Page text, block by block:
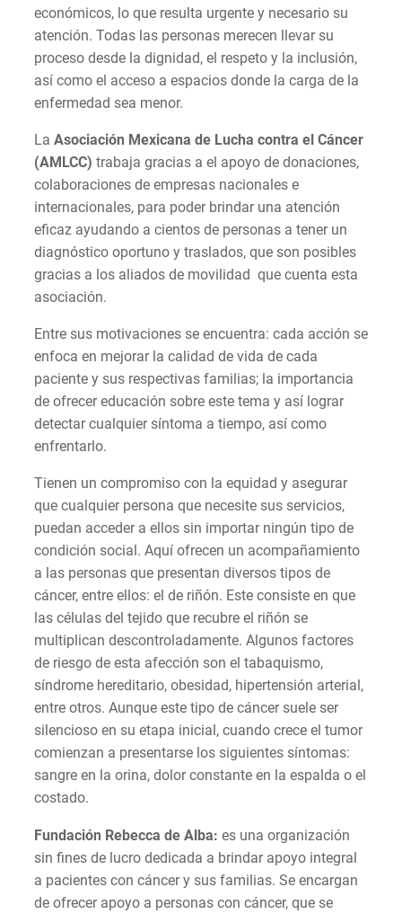
económicos, lo que resulta urgente y necesario su
atención. Todas las personas merecen llevar su
proceso desde la dignidad, el respeto y la inclusión,
así como el acceso a espacios donde la carga de la
enfermedad sea menor.
La Asociación Mexicana de Lucha contra el Cáncer
(AMLCC) trabaja gracias a el apoyo de donaciones,
colaboraciones de empresas nacionales e
internacionales, para poder brindar una atención
eficaz ayudando a cientos de personas a tener un
diagnóstico oportuno y traslados, que son posibles
gracias a los aliados de movilidad que cuenta esta
asociación.
Entre sus motivaciones se encuentra: cada acción se
enfoca en mejorar la calidad de vida de cada
paciente y sus respectivas familias; la importancia
de ofrecer educación sobre este tema y así lograr
detectar cualquier síntoma a tiempo, así como
enfrentarlo.
Tienen un compromiso con la equidad y asegurar
que cualquier persona que necesite sus servicios,
puedan acceder a ellos sin importar ningún tipo de
condición social. Aquí ofrecen un acompañamiento
a las personas que presentan diversos tipos de
cáncer, entre ellos: el de riñón. Este consiste en que
las células del tejido que recubre el riñón se
multiplican descontroladamente. Algunos factores
de riesgo de esta afección son el tabaquismo,
síndrome hereditario, obesidad, hipertensión arterial,
entre otros. Aunque este tipo de cáncer suele ser
silencioso en su etapa inicial, cuando crece el tumor
comienzan a presentarse los siguientes síntomas:
sangre en la orina, dolor constante en la espalda o el
costado.
Fundación Rebecca de Alba: es una organización
sin fines de lucro dedicada a brindar apoyo integral
a pacientes con cáncer y sus familias. Se encargan
de ofrecer apoyo a personas con cáncer, que se